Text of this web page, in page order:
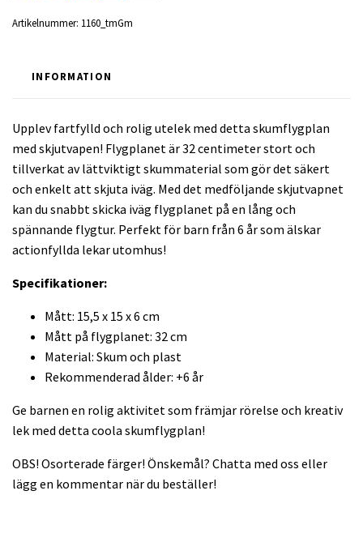
Artikelnummer: 1160_tmGm
INFORMATION
Upplev fartfylld och rolig utelek med detta skumflygplan
med skjutvapen! Flygplanet är 32 centimeter stort och
tillverkat av lättviktigt skummaterial som gör det säkert
och enkelt att skjuta iväg. Med det medföljande skjutvapnet
kan du snabbt skicka iväg flygplanet på en lång och
spännande flygtur. Perfekt för barn från 6 år som älskar
actionfyllda lekar utomhus!
Specifikationer:
Mått: 15,5 x 15 x 6 cm
Mått på flygplanet: 32 cm
Material: Skum och plast
Rekommenderad ålder: +6 år
Ge barnen en rolig aktivitet som främjar rörelse och kreativ
lek med detta coola skumflygplan!
OBS! Osorterade färger! Önskemål? Chatta med oss eller
lägg en kommentar när du beställer!